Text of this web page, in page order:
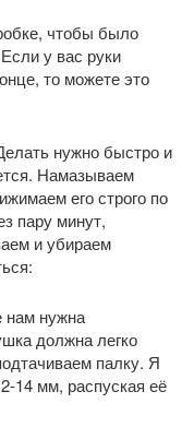
чтобы было
у вас руки
то можете это
нужно быстро и
Намазываем
его строго по
пару минут,
и убираем
нам нужна
должна легко
палку. Я
14 мм, распуская её